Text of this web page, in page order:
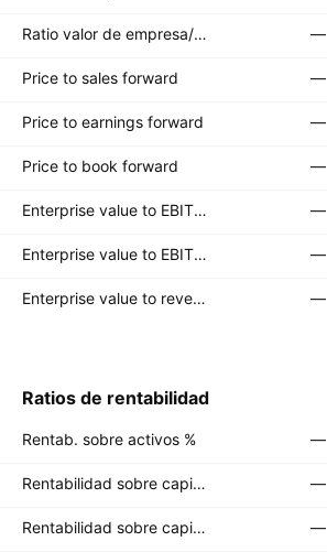
Ratio valor de empresa/EBITDA —
Price to sales forward —
Price to earnings forward —
Price to book forward —
Enterprise value to EBITDA forward —
Enterprise value to EBIT forward —
Enterprise value to revenue forward —
Ratios de rentabilidad
Rentab. sobre activos % —
Rentabilidad sobre capital % —
Rentabilidad sobre capital invertido % —